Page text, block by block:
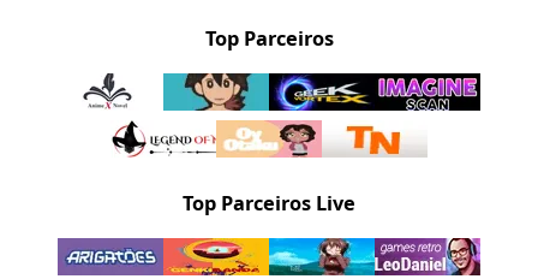
Top Parceiros
Top Parceiros Live